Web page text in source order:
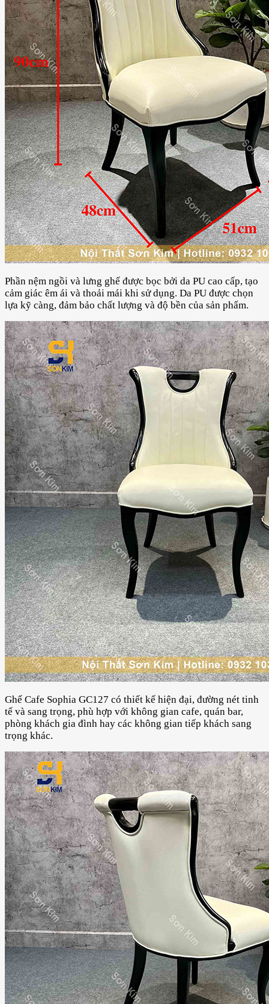
Phần nệm ngồi và lưng ghế được bọc bởi da PU cao cấp, tạo
cảm giác êm ái và thoải mái khi sử dụng. Da PU được chọn
lựa kỹ càng, đảm bảo chất lượng và độ bền của sản phẩm.
Ghế Cafe Sophia GC127 có thiết kế hiện đại, đường nét tinh
tế và sang trọng, phù hợp với không gian cafe, quán bar,
phòng khách gia đình hay các không gian tiếp khách sang
trọng khác.